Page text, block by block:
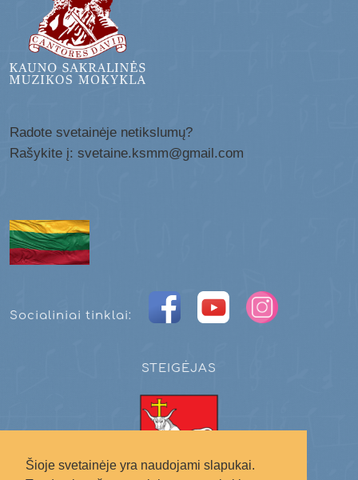
Šioje svetainėje yra naudojami slapukai.
Radote svetainėje netikslumų?
Rašykite į: svetaine.ksmm@gmail.com
Socialiniai tinklai:
STEIGĖJAS